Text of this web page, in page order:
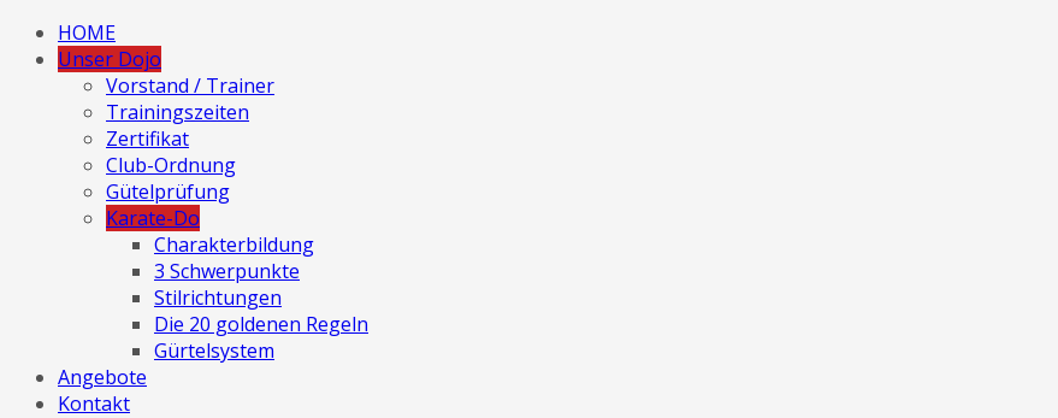
HOME
Unser Dojo
Vorstand / Trainer
Trainingszeiten
Zertifikat
Club-Ordnung
Gütelprüfung
Karate-Do
Charakterbildung
3 Schwerpunkte
Stilrichtungen
Die 20 goldenen Regeln
Gürtelsystem
Angebote
Kontakt